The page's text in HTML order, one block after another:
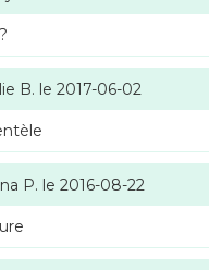
B. le 2017-06-02
P. le 2016-08-22